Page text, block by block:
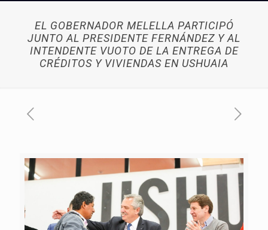
EL GOBERNADOR MELELLA PARTICIPÓ
JUNTO AL PRESIDENTE FERNÁNDEZ Y AL
INTENDENTE VUOTO DE LA ENTREGA DE
CRÉDITOS Y VIVIENDAS EN USHUAIA